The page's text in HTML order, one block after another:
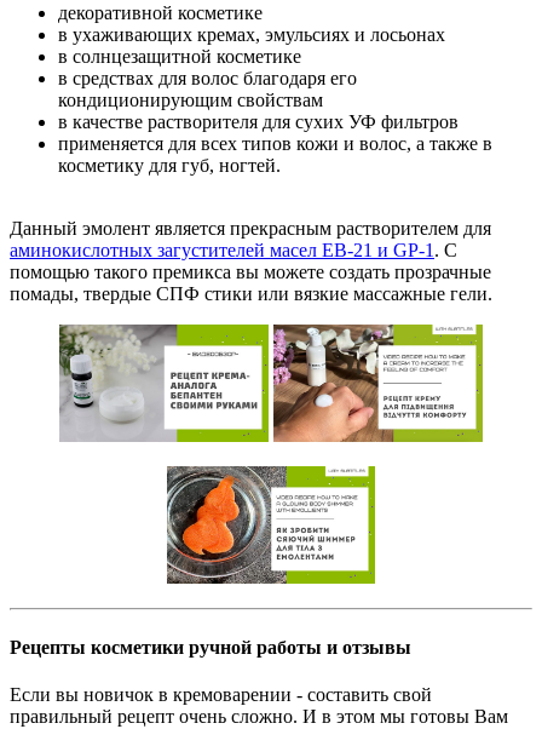
декоративной косметике
в ухаживающих кремах, эмульсиях и лосьонах
в солнцезащитной косметике
в средствах для волос благодаря его
кондиционирующим свойствам
в качестве растворителя для сухих УФ фильтров
применяется для всех типов кожи и волос, а также в
косметику для губ, ногтей.
Данный эмолент является прекрасным растворителем для
аминокислотных загустителей масел EB-21 и GP-1 . С
помощью такого премикса вы можете создать прозрачные
помады, твердые СПФ стики или вязкие массажные гели.
Рецепты косметики ручной работы и отзывы
Если вы новичок в кремоварении - составить свой
правильный рецепт очень сложно. И в этом мы готовы Вам